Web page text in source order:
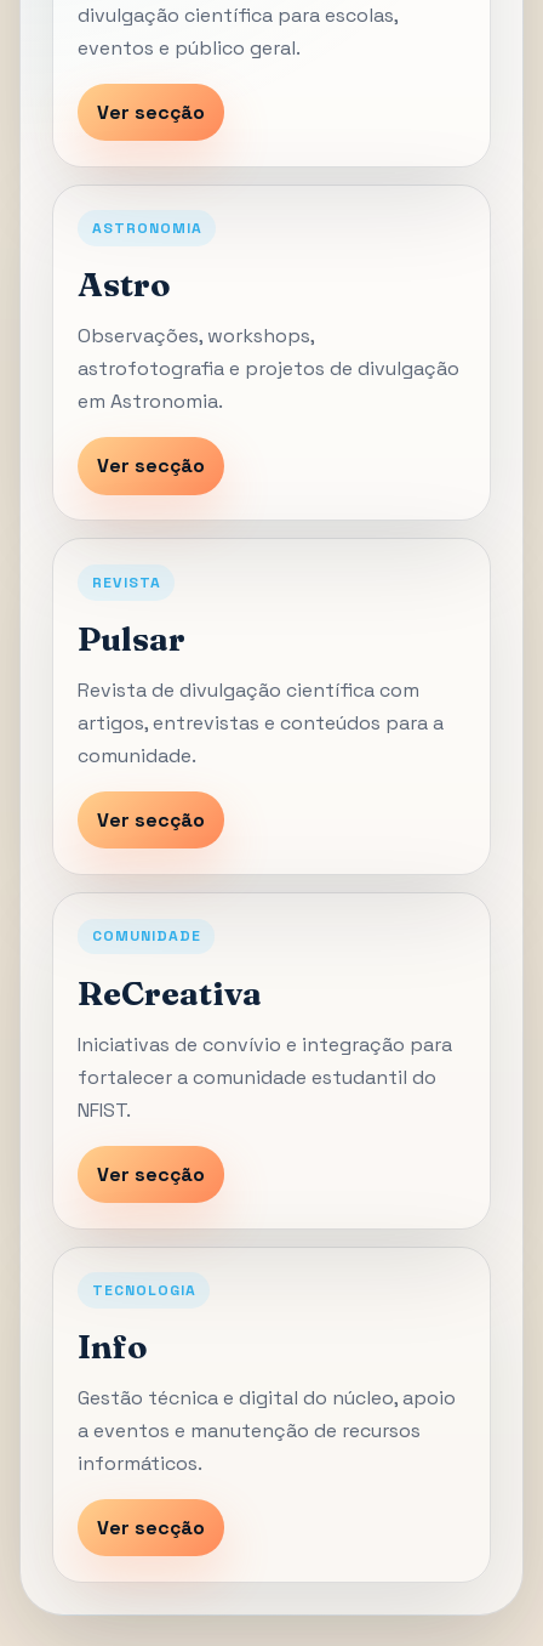
divulgação científica para escolas,
eventos e público geral.
Ver secção
ASTRONOMIA
Astro
Observações, workshops,
astrofotografia e projetos de divulgação
em Astronomia.
Ver secção
REVISTA
Pulsar
Revista de divulgação científica com
artigos, entrevistas e conteúdos para a
comunidade.
Ver secção
COMUNIDADE
ReCreativa
Iniciativas de convívio e integração para
fortalecer a comunidade estudantil do
NFIST.
Ver secção
TECNOLOGIA
Info
Gestão técnica e digital do núcleo, apoio
a eventos e manutenção de recursos
informáticos.
Ver secção